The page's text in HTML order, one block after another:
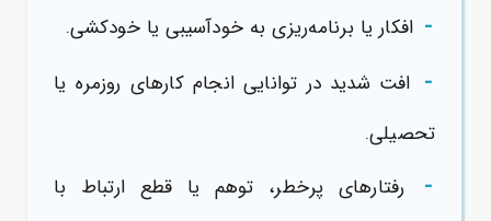
- افکار یا برنامه‌ریزی به خودآسیبی یا خودکشی.
- افت شدید در توانایی انجام کارهای روزمره یا
تحصیلی.
-
رفتارهای پرخطر، توهم یا قطع ارتباط با